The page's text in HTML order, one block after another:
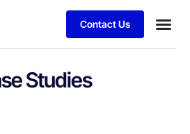
Contact Us
Studies